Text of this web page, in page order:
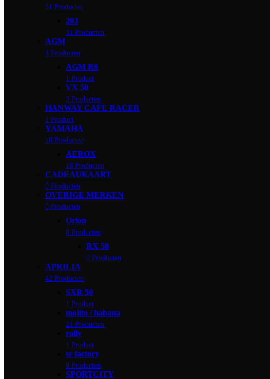
31 Producten
203
31 Producten
AGM
4 Producten
AGM R8
1 Product
VX 50
3 Producten
HANWAY CAFE RACER
1 Product
YAMAHA
18 Producten
AEROX
18 Producten
CADEAUKAART
0 Producten
OVERIGE MERKEN
0 Producten
Orion
0 Producten
RX 50
0 Producten
APRILIA
42 Producten
SXR 50
1 Product
mojito / habana
21 Producten
rally
1 Product
sr factory
0 Producten
SPORTCITY